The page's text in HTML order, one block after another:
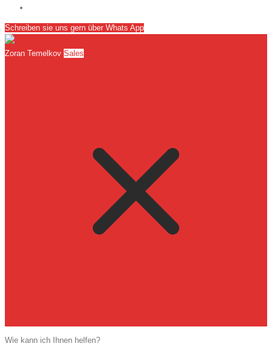
Schreiben sie uns gern über Whats App
Zoran Temelkov Sales
Wie kann ich Ihnen helfen?